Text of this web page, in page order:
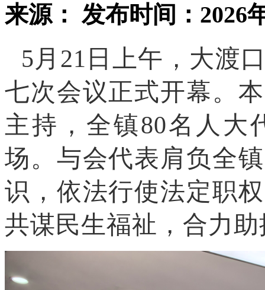
来源： 发布时间：2026
5月21日上午，大渡
七次会议正式开幕。
主持，全镇80名人大
场。与会代表肩负全
识，依法行使法定职
共谋民生福祉，合力